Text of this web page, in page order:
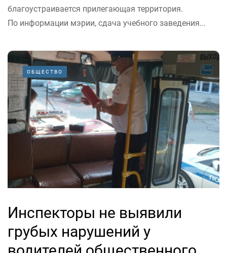
благоустраивается прилегающая территория.
По информации мэрии, сдача учебного заведения...
ОБЩЕСТВО
Инспекторы не выявили
грубых нарушений у